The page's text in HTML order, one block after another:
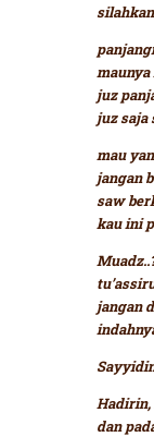
maunya
juz
juz saja
mau
jangan
saw
kau ini
jangan
Hadirin,
dan